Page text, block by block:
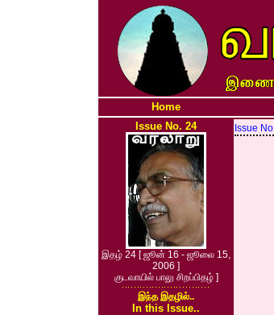
Home
Issue No. 24
இதழ் 24 [ ஜூன் 16 - ஜூலை 15,
2006 ]
குடவாயில் பாலு சிறப்பிதழ் ]
இந்த இதழில்..
In this Issue..
Issue